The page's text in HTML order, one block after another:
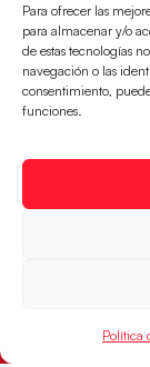
Para ofrecer las
para almacenar y/o
de estas tecnologías
navegación o las
consentimiento,
funciones.
Política
Los pupilos
partido de
jugarán las